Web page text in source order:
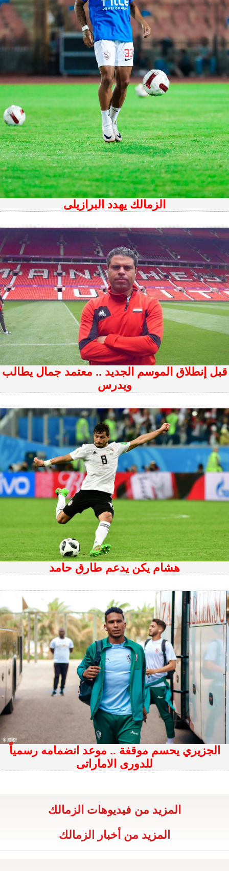
الزمالك يهدد البرازيلى
قبل إنطلاق الموسم الجديد .. معتمد جمال يطالب
ويدرس
هشام يكن يدعم طارق حامد
الجزيري يحسم موقفة .. موعد انضمامه رسمياً
للدورى الاماراتى
المزيد من فيديوهات الزمالك
المزيد من أخبار الزمالك